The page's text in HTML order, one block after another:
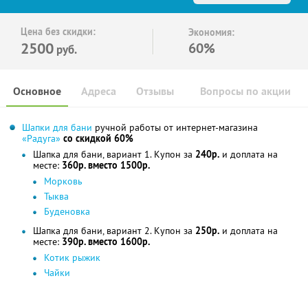
Цена без скидки:
2500 руб.
Экономия:
60%
Основное Отзывы Вопросы по акции
Адреса
Шапки для бани ручной работы от интернет-магазина
«Радуга» со скидкой 60%
Шапка для бани, вариант 1. Купон за 240р. и доплата на
месте: 360р. вместо 1500р.
Морковь
Тыква
Буденовка
Шапка для бани, вариант 2. Купон за 250р. и доплата на
месте: 390р. вместо 1600р.
Котик рыжик
Чайки